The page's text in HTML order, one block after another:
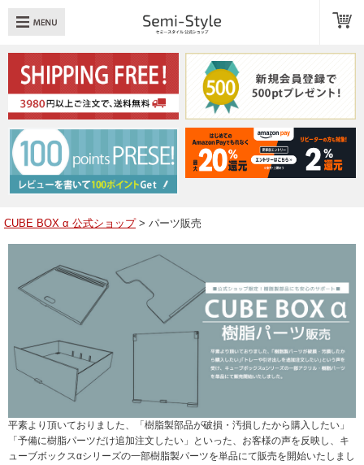
：透明扉 引き出し LED
へ戻る
品一覧
ューブボックスαレイアウト例
ッフブログ
料・お支払いについて
ページ/会員登録
定商取引法に基づく表記
CUBE BOX α 公式ショップ> パーツ販売
平素より頂いておりました、「樹脂製部品が破損・汚損したから購入したい」
「予備に樹脂パーツだけ追加注文したい」といった、お客様の声を反映し、キ
ューブボックスαシリーズの一部樹脂製パーツを単品にて販売を開始いたしまし